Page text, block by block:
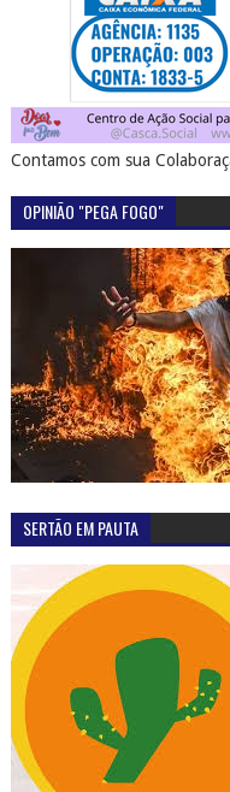
Contamos com sua
OPINIÃO "PEGA FOGO"
SERTÃO EM PAUTA